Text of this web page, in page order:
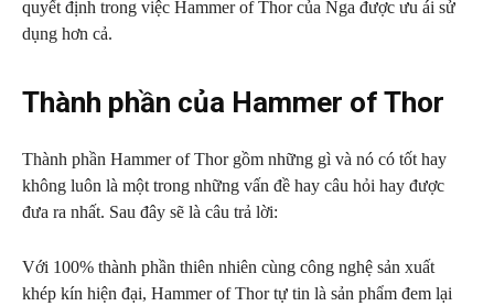
quyết định trong việc Hammer of Thor của Nga được ưu ái sử
dụng hơn cả.
Thành phần của Hammer of Thor
Thành phần Hammer of Thor gồm những gì và nó có tốt hay
không luôn là một trong những vấn đề hay câu hỏi hay được
đưa ra nhất. Sau đây sẽ là câu trả lời:
Với 100% thành phần thiên nhiên cùng công nghệ sản xuất
khép kín hiện đại, Hammer of Thor tự tin là sản phẩm đem lại